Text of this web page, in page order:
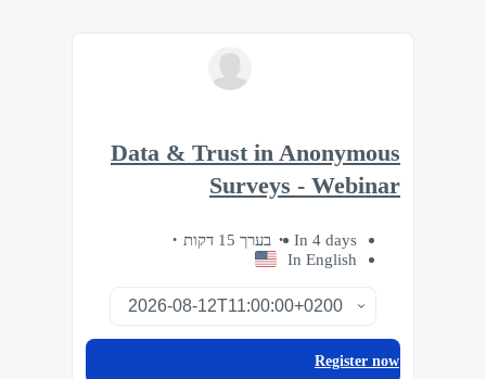
Data & Trust in Anonymous
Surveys - Webinar
In 4 days
בערך 15 דקות
In English
Register now